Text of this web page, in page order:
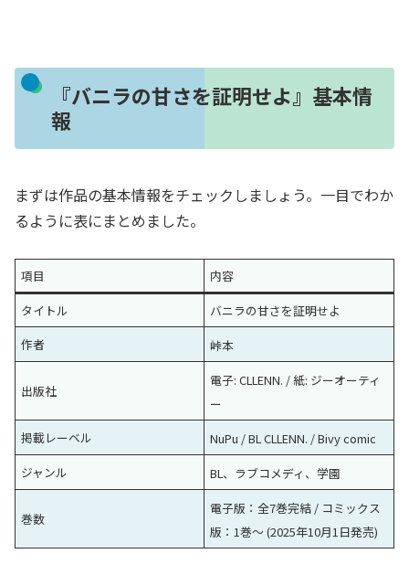
『バニラの甘さを証明せよ』基本情
報
まずは作品の基本情報をチェックしましょう。一目でわか
るように表にまとめました。
項目
内容
タイトル
バニラの甘さを証明せよ
作者
峠本
出版社
電子: CLLENN. / 紙: ジーオーティ
ー
掲載レーベル
NuPu / BL CLLENN. / Bivy comic
ジャンル
BL、ラブコメディ、学園
巻数
電子版：全7巻完結 / コミックス
版：1巻～ (2025年10月1日発売)